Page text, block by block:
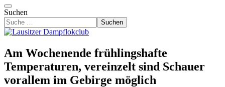
Suchen
Suchen
Am Wochenende frühlingshafte
Temperaturen, vereinzelt sind Schauer
vorallem im Gebirge möglich